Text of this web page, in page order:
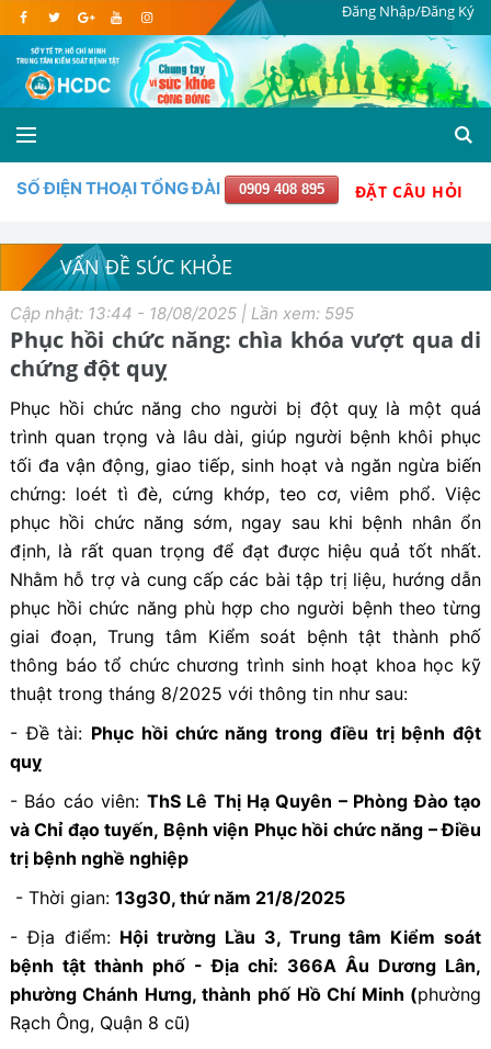
Đăng Nhập/Đăng Ký
SỐ ĐIỆN THOẠI TỔNG ĐÀI 0909 408 895 ĐẶT CÂU HỎI
VẤN ĐỀ SỨC KHỎE
Cập nhật: 13:44 - 18/08/2025 | Lần xem: 595
Phục hồi chức năng: chìa khóa vượt qua di
chứng đột quỵ
Phục hồi chức năng cho người bị đột quỵ là một quá
trình quan trọng và lâu dài, giúp người bệnh khôi phục
tối đa vận động, giao tiếp, sinh hoạt và ngăn ngừa biến
chứng: loét tì đè, cứng khớp, teo cơ, viêm phổ. Việc
phục hồi chức năng sớm, ngay sau khi bệnh nhân ổn
định, là rất quan trọng để đạt được hiệu quả tốt nhất.
Nhằm hỗ trợ và cung cấp các bài tập trị liệu, hướng dẫn
phục hồi chức năng phù hợp cho người bệnh theo từng
giai đoạn, Trung tâm Kiểm soát bệnh tật thành phố
thông báo tổ chức chương trình sinh hoạt khoa học kỹ
thuật trong tháng 8/2025 với thông tin như sau:
- Đề tài: Phục hồi chức năng trong điều trị bệnh đột
quỵ
- Báo cáo viên: ThS Lê Thị Hạ Quyên – Phòng Đào tạo
và Chỉ đạo tuyến, Bệnh viện Phục hồi chức năng – Điều
trị bệnh nghề nghiệp
- Thời gian: 13g30, thứ năm 21/8/2025
- Địa điểm: Hội trường Lầu 3, Trung tâm Kiểm soát
bệnh tật thành phố - Địa chỉ: 366A Âu Dương Lân,
phường Chánh Hưng, thành phố Hồ Chí Minh (phường
Rạch Ông, Quận 8 cũ)